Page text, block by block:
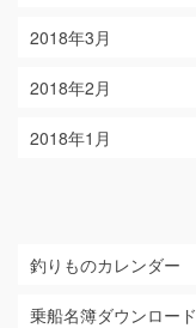
2018年3月
2018年2月
2018年1月
釣りものカレンダー
乗船名簿ダウンロード